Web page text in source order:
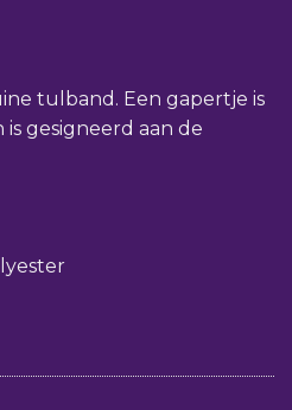
tulband. Een gapertje is
gesigneerd aan de